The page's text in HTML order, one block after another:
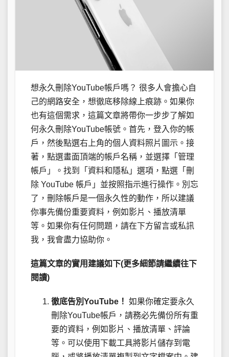
想永久刪除YouTube帳戶嗎？ 很多人會擔心自
己的網路安全，想徹底移除線上痕跡。如果你
也有這個需求，這篇文章將帶你一步步了解如
何永久刪除YouTube帳號。首先，登入你的帳
戶，然後點選右上角的個人資料照片圖示。接
著，點選畫面頂端的帳戶名稱，並選擇「管理
帳戶」。找到「資料和隱私」選項，點選「刪
除 YouTube 帳戶」並按照指示進行操作。別忘
了，刪除帳戶是一個永久性的動作，所以建議
你事先備份重要資料，例如影片、播放清單
等。如果你有任何問題，請在下方留言或私訊
我，我會盡力協助你。
這篇文章的實用建議如下(更多細節請繼續往下
閱讀)
徹底告別YouTube！ 如果你確定要永久
刪除YouTube帳戶，請務必先備份所有重
要的資料，例如影片、播放清單、評論
等。可以使用下載工具將影片儲存到電